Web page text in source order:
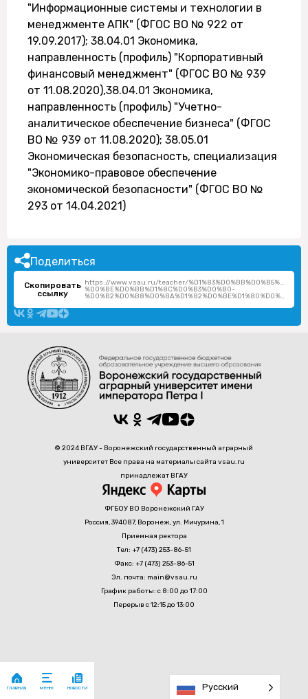
главная меню новости
"Информационные системы и технологии в
менеджменте АПК" (ФГОС ВО № 922 от
19.09.2017); 38.04.01 Экономика,
направленность (профиль) "Корпоративный
финансовый менеджмент" (ФГОС ВО № 939
от 11.08.2020),38.04.01 Экономика,
направленность (профиль) "Учетно-
аналитическое обеспечение бизнеса" (ФГОС
ВО № 939 от 11.08.2020); 38.05.01
Экономическая безопасность, специализация
"Экономико-правовое обеспечение
экономической безопасности" (ФГОС ВО №
293 от 14.04.2021)
Поделиться
Скопировать
ссылку
https://www.vsau.ru/teacher/
%D0%BE%D0%BB%D1%8C%D0%B3%D0%B0-
%D0%B2%D0%B8%D0%BA%D1%82%D0%BE%D1%80%D0%BE%D0%B2%D0%BD%D0%B0/
© 2024 ВГАУ - Воронежский государственный аграрный
университет Все права на материалы сайта vsau.ru
принадлежат ВГАУ
ФГБОУ ВО Воронежский ГАУ
Россия, 394087, Воронеж, ул. Мичурина, 1
Приемная ректора
Тел: +7 (473) 253-86-51
Факс: +7 (473) 253-86-51
Эл. почта: main@vsau.ru
График работы: с 8:00 до 17:00
Перерыв с 12:15 до 13:00
Русский